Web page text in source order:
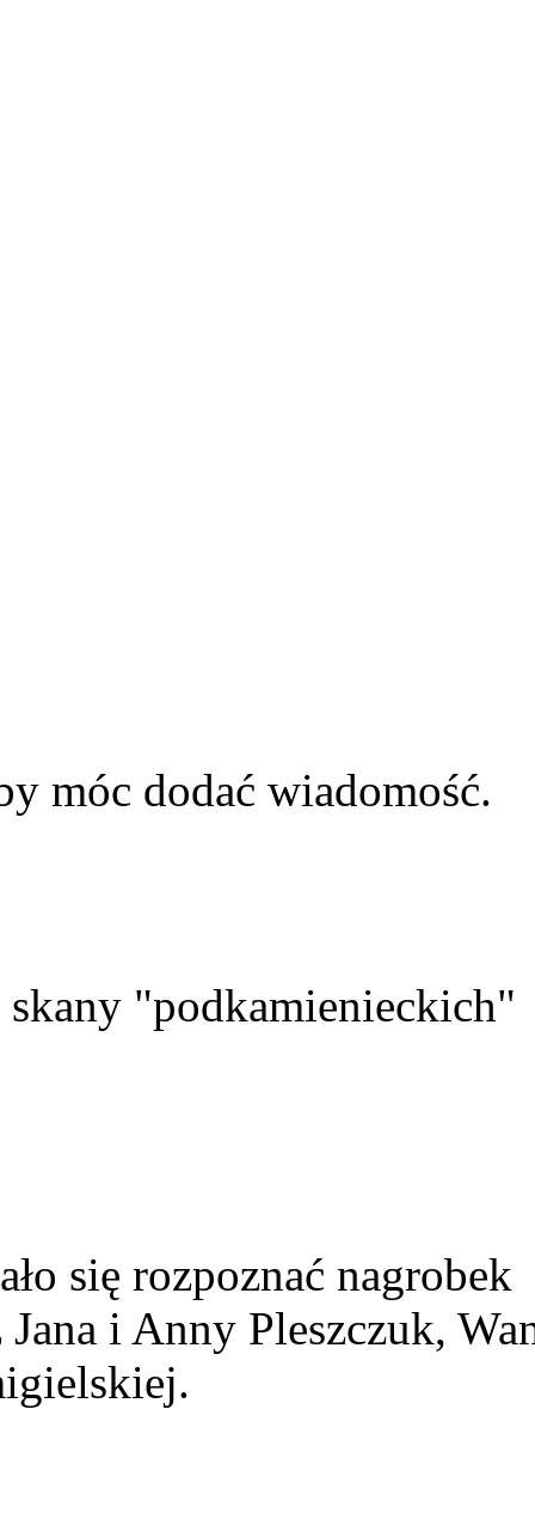
móc dodać wiadomość.
"podkamienieckich"
się rozpoznać nagrobek
i Anny Pleszczuk,